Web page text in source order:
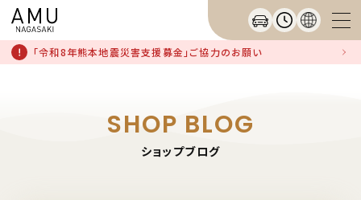
「令和8年熊本地震災害支援募金」ご協力のお願い
SHOP BLOG
ショップブログ